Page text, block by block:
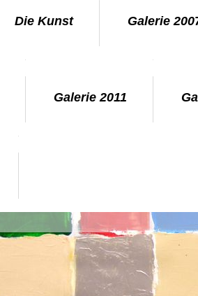
Die Kunst Galerie
Galerie 2011